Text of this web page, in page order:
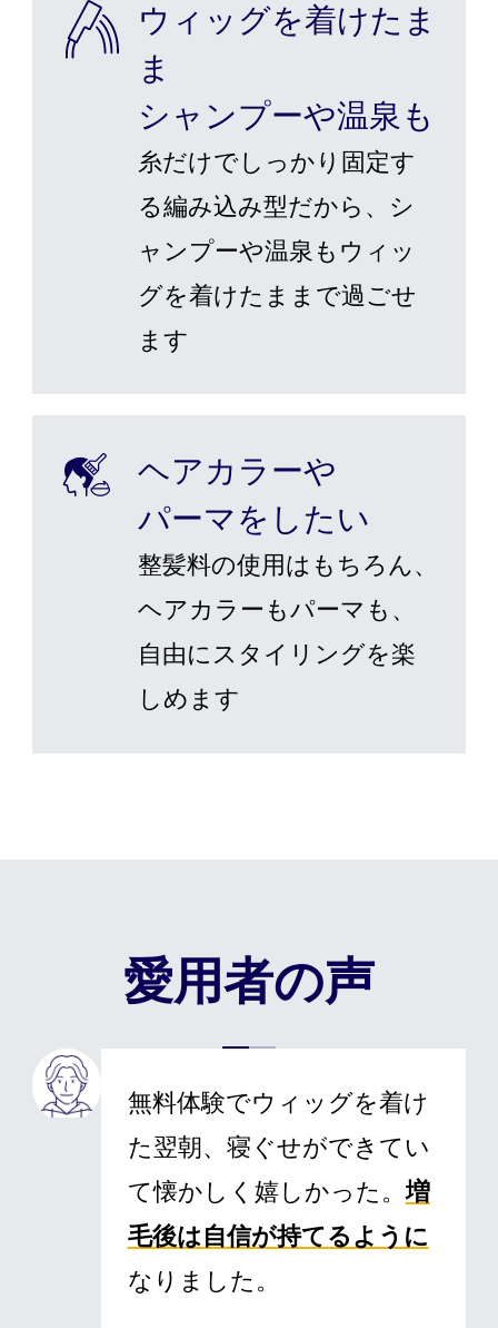
ウィッグを着けたま
ま
シャンプーや温泉も
糸だけでしっかり固定す
る編み込み型だから、シ
ャンプーや温泉もウィッ
グを着けたままで過ごせ
ます
ヘアカラーや
パーマをしたい
整髪料の使用はもちろん、
ヘアカラーもパーマも、
自由にスタイリングを楽
しめます
愛用者の声
無料体験でウィッグを着け
た翌朝、寝ぐせができてい
て懐かしく嬉しかった。増
毛後は自信が持てるように
なりました。